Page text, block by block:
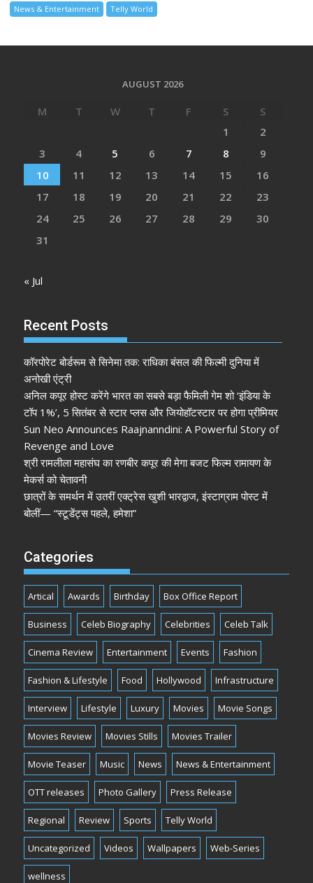
News & Entertainment
Telly World
AUGUST 2026
M T W T F S
S
1
2
3
4 5 6 7 8
9
10
11 12 13 14 15
16
17
18 19 20 21 22
23
24
25 26 27 28 29
30
31
« Jul
Recent Posts
कॉरपोरेट बोर्डरूम से सिनेमा तक: राधिका बंसल की फिल्मी दुनिया में
अनोखी एंट्री
अनिल कपूर होस्ट करेंगे भारत का सबसे बड़ा फैमिली गेम शो ‘इंडिया के
टॉप 1%’, 5 सितंबर से स्टार प्लस और जियोहॉटस्टार पर होगा प्रीमियर
Sun Neo Announces Raajnanndini: A Powerful Story of
Revenge and Love
श्री रामलीला महासंघ का रणबीर कपूर की मेगा बजट फिल्म रामायण के
मेकर्स को चेतावनी
छात्रों के समर्थन में उतरीं एक्ट्रेस खुशी भारद्वाज, इंस्टाग्राम पोस्ट में
बोलीं— “स्टूडेंट्स पहले, हमेशा”
Categories
Artical Awards Birthday Box Office Report
Business Celeb Biography Celebrities Celeb Talk
Cinema Review Entertainment Events Fashion
Fashion & Lifestyle Food Hollywood Infrastructure
Interview Lifestyle Luxury Movies Movie Songs
Movies Review Movies Stills Movies Trailer
Movie Teaser Music News News & Entertainment
OTT releases Photo Gallery Press Release
Regional Review Sports Telly World
Uncategorized Videos Wallpapers Web-Series
wellness